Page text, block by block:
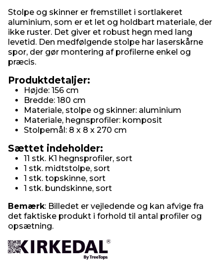
Stolpe og skinner er fremstillet i sortlakeret
aluminium, som er et let og holdbart materiale, der
ikke ruster. Det giver et robust hegn med lang
levetid. Den medfølgende stolpe har laserskårne
spor, der gør montering af profilerne enkel og
præcis.
Produktdetaljer:
Højde: 156 cm
Bredde: 180 cm
Materiale, stolpe og skinner: aluminium
Materiale, hegnsprofiler: komposit
Stolpemål: 8 x 8 x 270 cm
Sættet indeholder:
11 stk. K1 hegnsprofiler, sort
1 stk. midtstolpe, sort
1 stk. topskinne, sort
1 stk. bundskinne, sort
Bemærk: Billedet er vejledende og kan afvige fra
det faktiske produkt i forhold til antal profiler og
opsætning.